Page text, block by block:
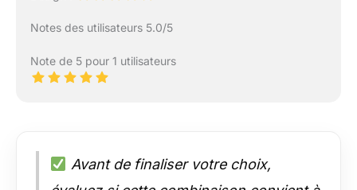
Notes des utilisateurs 5.0/5
Note de 5 pour 1 utilisateurs
Avant de finaliser votre choix,